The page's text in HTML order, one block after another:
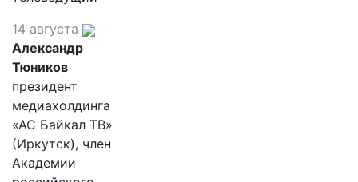
14 августа
Александр
Тюников
президент
медиахолдинга
«АС Байкал ТВ»
(Иркутск), член
Академии